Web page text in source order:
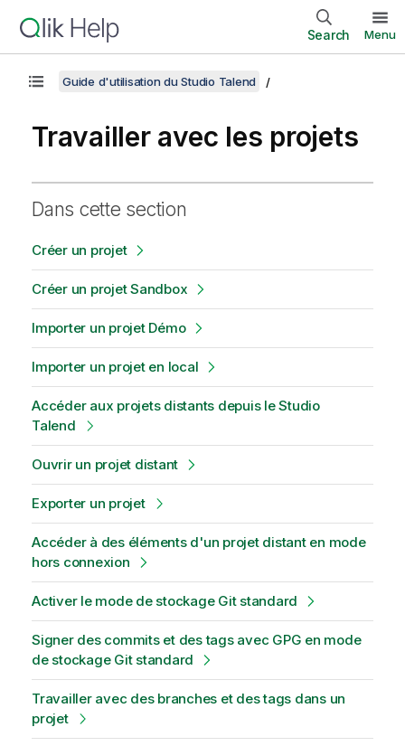
Search Menu
Guide d'utilisation du Studio Talend
Travailler avec les projets
Dans cette section
Créer un projet
Créer un projet Sandbox
Importer un projet Démo
Importer un projet en local
Accéder aux projets distants depuis le Studio
Talend
Ouvrir un projet distant
Exporter un projet
Accéder à des éléments d'un projet distant en mode
hors connexion
Activer le mode de stockage Git standard
Signer des commits et des tags avec GPG en mode
de stockage Git standard
Travailler avec des branches et des tags dans un
projet